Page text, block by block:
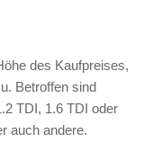
des Kaufpreises,
Betroffen sind
TDI, 1.6 TDI oder
auch andere.